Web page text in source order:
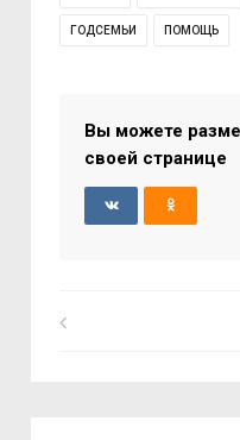
ГОДСЕМЬИ ПОМОЩЬ
Вы можете
своей странице